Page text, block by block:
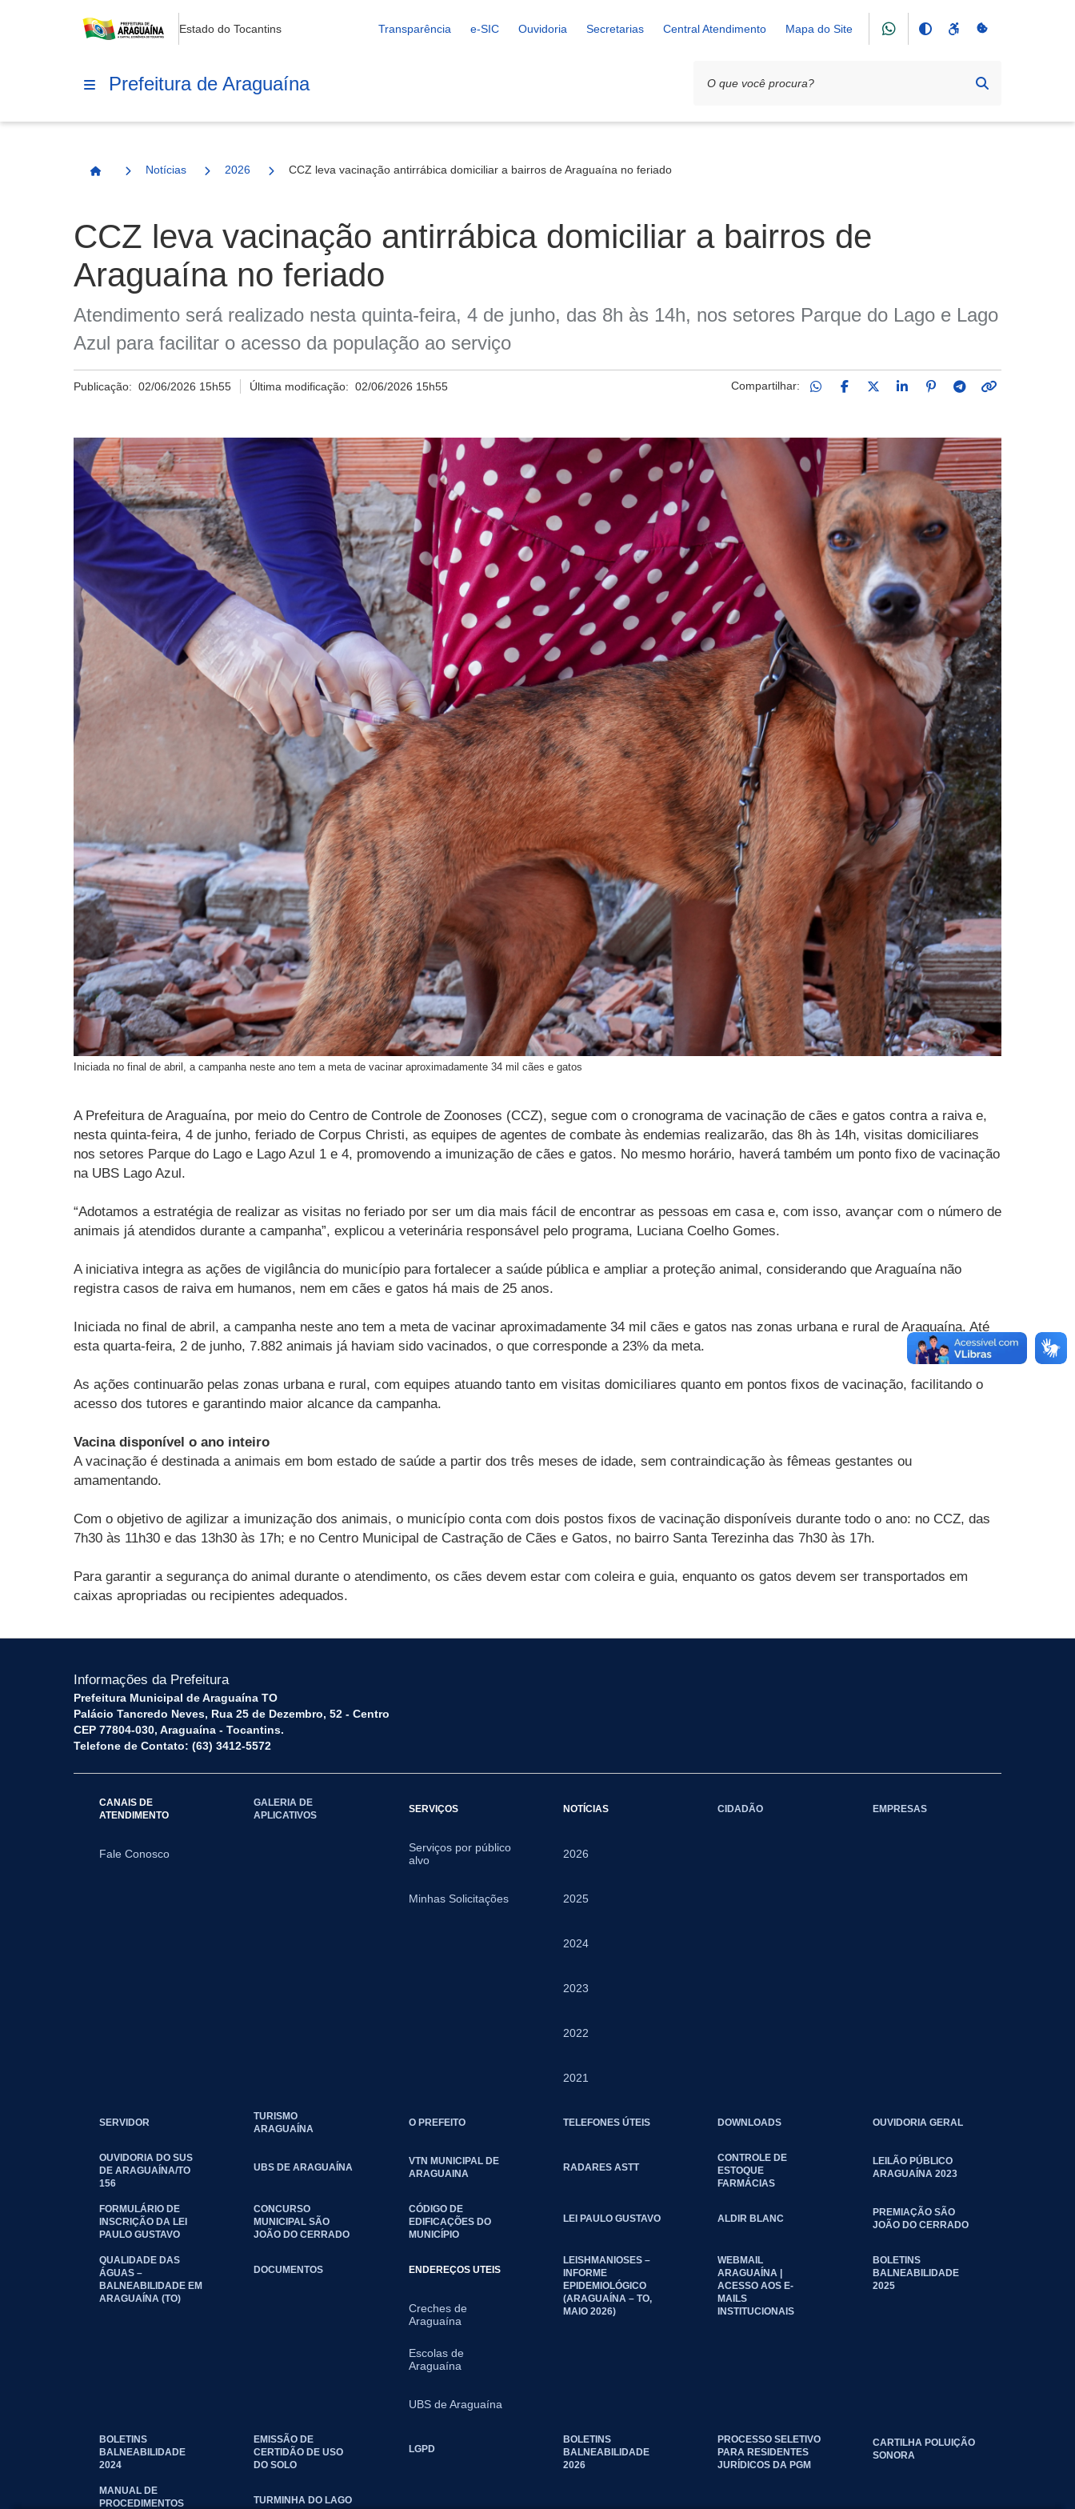
Estado do Tocantins Transparência e-SIC Ouvidoria Secretarias Central Atendimento Mapa do Site
Prefeitura de Araguaína
Página Inicial
Notícias 2026 CCZ leva vacinação antirrábica domiciliar a bairros de Araguaína no feriado
CCZ leva vacinação antirrábica domiciliar a bairros de
Araguaína no feriado
Atendimento será realizado nesta quinta-feira, 4 de junho, das 8h às 14h, nos setores Parque do Lago e Lago
Azul para facilitar o acesso da população ao serviço
Publicação: 02/06/2026 15h55 Última modificação:02/06/2026 15h55 Compartilhar:
Iniciada no final de abril, a campanha neste ano tem a meta de vacinar aproximadamente 34 mil cães e gatos
A Prefeitura de Araguaína, por meio do Centro de Controle de Zoonoses (CCZ), segue com o cronograma de vacinação de cães e gatos contra a raiva e,
nesta quinta-feira, 4 de junho, feriado de Corpus Christi, as equipes de agentes de combate às endemias realizarão, das 8h às 14h, visitas domiciliares
nos setores Parque do Lago e Lago Azul 1 e 4, promovendo a imunização de cães e gatos. No mesmo horário, haverá também um ponto fixo de vacinação
na UBS Lago Azul.
“Adotamos a estratégia de realizar as visitas no feriado por ser um dia mais fácil de encontrar as pessoas em casa e, com isso, avançar com o número de
animais já atendidos durante a campanha”, explicou a veterinária responsável pelo programa, Luciana Coelho Gomes.
A iniciativa integra as ações de vigilância do município para fortalecer a saúde pública e ampliar a proteção animal, considerando que Araguaína não
registra casos de raiva em humanos, nem em cães e gatos há mais de 25 anos.
Iniciada no final de abril, a campanha neste ano tem a meta de vacinar aproximadamente 34 mil cães e gatos nas zonas urbana e rural de Araguaína. Até
esta quarta-feira, 2 de junho, 7.882 animais já haviam sido vacinados, o que corresponde a 23% da meta.
As ações continuarão pelas zonas urbana e rural, com equipes atuando tanto em visitas domiciliares quanto em pontos fixos de vacinação, facilitando o
acesso dos tutores e garantindo maior alcance da campanha.
Vacina disponível o ano inteiro
A vacinação é destinada a animais em bom estado de saúde a partir dos três meses de idade, sem contraindicação às fêmeas gestantes ou
amamentando.
Com o objetivo de agilizar a imunização dos animais, o município conta com dois postos fixos de vacinação disponíveis durante todo o ano: no CCZ, das
7h30 às 11h30 e das 13h30 às 17h; e no Centro Municipal de Castração de Cães e Gatos, no bairro Santa Terezinha das 7h30 às 17h.
Para garantir a segurança do animal durante o atendimento, os cães devem estar com coleira e guia, enquanto os gatos devem ser transportados em
caixas apropriadas ou recipientes adequados.
Informações da Prefeitura
Prefeitura Municipal de Araguaína TO
Palácio Tancredo Neves, Rua 25 de Dezembro, 52 - Centro
CEP 77804-030, Araguaína - Tocantins.
Telefone de Contato: (63) 3412-5572
CANAIS DE
ATENDIMENTO
Fale Conosco
GALERIA DE
APLICATIVOS
SERVIÇOS
Serviços por público
alvo
Minhas Solicitações
NOTÍCIAS
2026
2025
2024
2023
2022
2021
CIDADÃO EMPRESAS
SERVIDOR
TURISMO
ARAGUAÍNA
O PREFEITO TELEFONES ÚTEIS DOWNLOADS OUVIDORIA GERAL
OUVIDORIA DO SUS
DE ARAGUAÍNA/TO
156
UBS DE ARAGUAÍNA
VTN MUNICIPAL DE
ARAGUAINA
RADARES ASTT
CONTROLE DE
ESTOQUE
FARMÁCIAS
LEILÃO PÚBLICO
ARAGUAÍNA 2023
FORMULÁRIO DE
INSCRIÇÃO DA LEI
PAULO GUSTAVO
CONCURSO
MUNICIPAL SÃO
JOÃO DO CERRADO
CÓDIGO DE
EDIFICAÇÕES DO
MUNICÍPIO
LEI PAULO GUSTAVO ALDIR BLANC
PREMIAÇÃO SÃO
JOÃO DO CERRADO
QUALIDADE DAS
ÁGUAS –
BALNEABILIDADE EM
ARAGUAÍNA (TO)
DOCUMENTOS ENDEREÇOS UTEIS
Creches de
Araguaína
Escolas de
Araguaína
UBS de Araguaína
LEISHMANIOSES –
INFORME
EPIDEMIOLÓGICO
(ARAGUAÍNA – TO,
MAIO 2026)
WEBMAIL
ARAGUAÍNA |
ACESSO AOS E-
MAILS
INSTITUCIONAIS
BOLETINS
BALNEABILIDADE
2025
BOLETINS
BALNEABILIDADE
2024
EMISSÃO DE
CERTIDÃO DE USO
DO SOLO
LGPD
BOLETINS
BALNEABILIDADE
2026
PROCESSO SELETIVO
PARA RESIDENTES
JURÍDICOS DA PGM
CARTILHA POLUIÇÃO
SONORA
MANUAL DE
PROCEDIMENTOS
TURMINHA DO LAGO